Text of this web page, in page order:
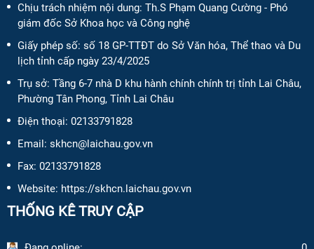
Chịu trách nhiệm nội dung: Th.S Phạm Quang Cường - Phó
giám đốc Sở Khoa học và Công nghệ
Giấy phép số: số 18 GP-TTĐT do Sở Văn hóa, Thể thao và Du
lịch tỉnh cấp ngày 23/4/2025
Trụ sở: Tầng 6-7 nhà D khu hành chính chính trị tỉnh Lai Châu,
Phường Tân Phong, Tỉnh Lai Châu
Điện thoại: 02133791828
Email: skhcn@laichau.gov.vn
Fax: 02133791828
Website: https://skhcn.laichau.gov.vn
THỐNG KÊ TRUY CẬP